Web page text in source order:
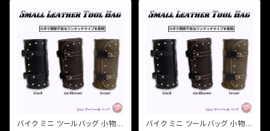
バイク ミニ ツールバッグ 小物
バイク ミニ ツールバッグ 小物